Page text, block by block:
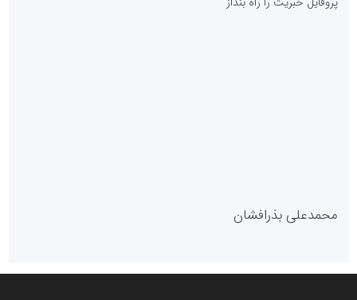
پایگاه خبری گفتمان یزد
محمدعلی بذرافشان